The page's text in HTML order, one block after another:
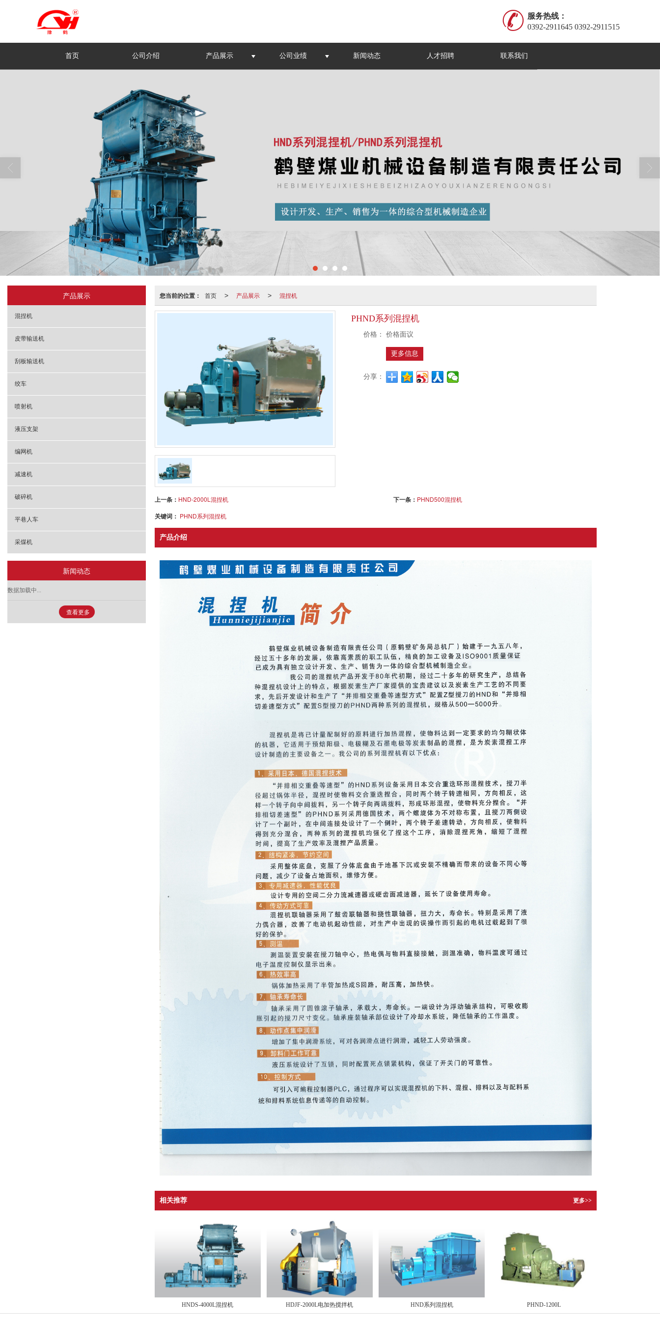
服务热线：
0392-2911645 0392-2911515
首页 公司介绍 产品展示 公司业绩 新闻动态 人才招聘 联系我们
您当前的位置： 首页 > 产品展示 > 混捏机
PHND系列混捏机
价格： 价格面议
更多信息
分享：
上一条： HND-2000L混捏机 下一条： PHND500混捏机
关键词： PHND系列混捏机
产品介绍
相关推荐 更多>>
HNDS-4000L混捏机 HDJF-2000L电加热搅拌机 HND系列混捏机 PHND-1200L
产品展示
混捏机
皮带输送机
刮板输送机
绞车
喷射机
液压支架
编网机
减速机
破碎机
平巷人车
采煤机
新闻动态
数据加载中...
查看更多